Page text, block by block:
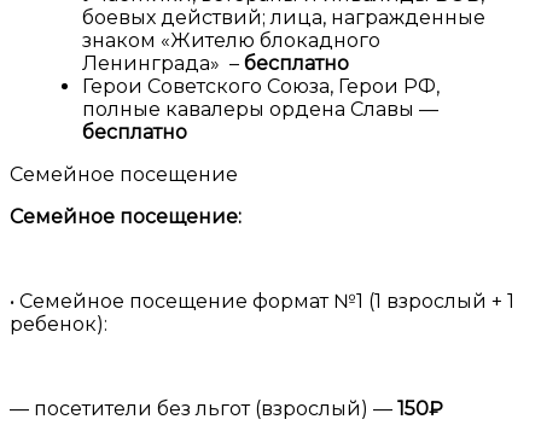
боевых действий; лица, награжденные
знаком «Жителю блокадного
Ленинграда» – бесплатно
Герои Советского Союза, Герои РФ,
полные кавалеры ордена Славы —
бесплатно
Семейное посещение
Семейное посещение:
• Семейное посещение формат №1 (1 взрослый + 1
ребенок):
— посетители без льгот (взрослый) — 150₽